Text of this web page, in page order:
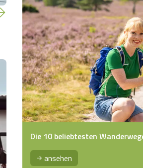
Die 10 beliebtesten
ansehen